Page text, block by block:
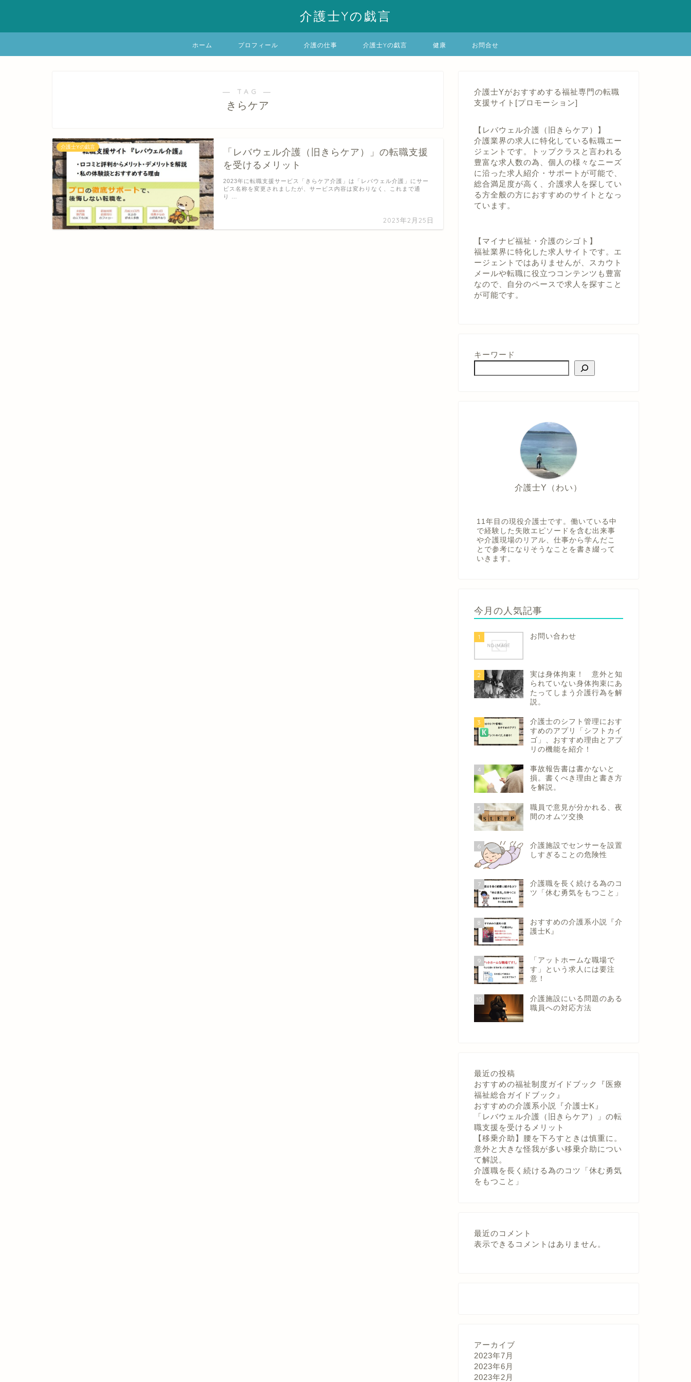
介護士Yの戯言
ホーム プロフィール 介護の仕事 介護士Yの戯言 健康 お問合せ
― TAG ―
きらケア
介護士Yの戯言
「レバウェル介護（旧きらケア）」の転職支援
を受けるメリット
2023年2月25日
2023年に転職支援サービス「きらケア介護」は「レバウェル介護」にサー
ビス名称を変更されましたが、サービス内容は変わりなく、これまで通
り …
介護士Yがおすすめする福祉専門の転職
支援サイト[プロモーション]
【レバウェル介護（旧きらケア）】
介護業界の求人に特化している転職エー
ジェントです。トップクラスと言われる
豊富な求人数の為、個人の様々なニーズ
に沿った求人紹介・サポートが可能で、
総合満足度が高く、介護求人を探してい
る方全般の方におすすめのサイトとなっ
ています。
【マイナビ福祉・介護のシゴト】
福祉業界に特化した求人サイトです。エ
ージェントではありませんが、スカウト
メールや転職に役立つコンテンツも豊富
なので、自分のペースで求人を探すこと
が可能です。
キーワード
介護士Y（わい）
11年目の現役介護士です。働いている中
で経験した失敗エピソードを含む出来事
や介護現場のリアル、仕事から学んだこ
とで参考になりそうなことを書き綴って
いきます。
今月の人気記事
1 お問い合わせ
2
実は身体拘束！ 意外と知
られていない身体拘束にあ
たってしまう介護行為を解
説。
3
介護士のシフト管理におす
すめのアプリ「シフトカイ
ゴ」、おすすめ理由とアプ
リの機能を紹介！
4
事故報告書は書かないと
損。書くべき理由と書き方
を解説。
5
職員で意見が分かれる、夜
間のオムツ交換
6
介護施設でセンサーを設置
しすぎることの危険性
7
介護職を長く続ける為のコ
ツ「休む勇気をもつこと」
8
おすすめの介護系小説『介
護士K』
9
「アットホームな職場で
す」という求人には要注
意！
10
介護施設にいる問題のある
職員への対応方法
最近の投稿
おすすめの福祉制度ガイドブック『医療
福祉総合ガイドブック』
おすすめの介護系小説『介護士K』
「レバウェル介護（旧きらケア）」の転
職支援を受けるメリット
【移乗介助】腰を下ろすときは慎重に。
意外と大きな怪我が多い移乗介助につい
て解説。
介護職を長く続ける為のコツ「休む勇気
をもつこと」
最近のコメント
表示できるコメントはありません。
アーカイブ
2023年7月
2023年6月
2023年2月